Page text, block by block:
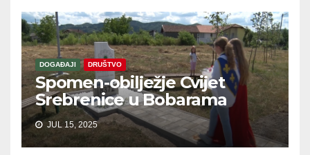
DOGAĐAJI DRUŠTVO
Spomen-obilježje Cvijet
Srebrenice u Bobarama
JUL 15, 2025